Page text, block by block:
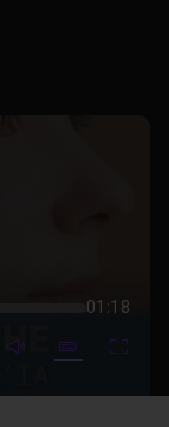
01:18
mute video
Subtitles